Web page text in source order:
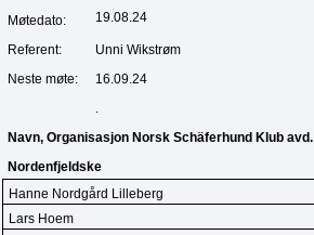
Møtedato:
19.08.24
Referent:
Unni Wikstrøm
Neste møte:
16.09.24
.
Navn, Organisasjon Norsk Schäferhund Klub avd.
Nordenfjeldske
Hanne Nordgård Lilleberg
Lars Hoem